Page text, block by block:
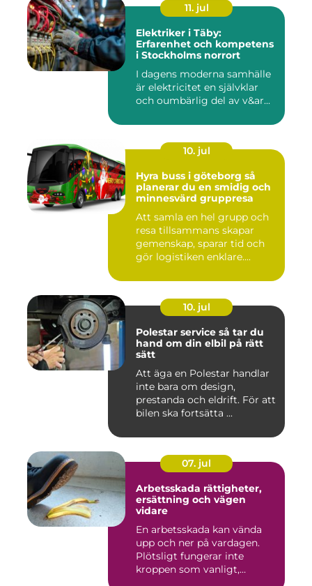
11. jul
Elektriker i Täby:
Erfarenhet och kompetens
i Stockholms norrort
I dagens moderna samhälle
är elektricitet en självklar
och oumbärlig del av v&ar...
10. jul
Hyra buss i göteborg så
planerar du en smidig och
minnesvärd gruppresa
Att samla en hel grupp och
resa tillsammans skapar
gemenskap, sparar tid och
gör logistiken enklare....
10. jul
Polestar service så tar du
hand om din elbil på rätt
sätt
Att äga en Polestar handlar
inte bara om design,
prestanda och eldrift. För att
bilen ska fortsätta ...
07. jul
Arbetsskada rättigheter,
ersättning och vägen
vidare
En arbetsskada kan vända
upp och ner på vardagen.
Plötsligt fungerar inte
kroppen som vanligt,